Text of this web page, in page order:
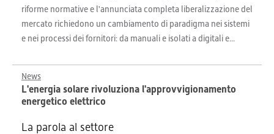
riforme normative e l'annunciata completa liberalizzazione del
mercato richiedono un cambiamento di paradigma nei sistemi
e nei processi dei fornitori: da manuali e isolati a digitali e...
News
L'energia solare rivoluziona l'approvvigionamento
energetico elettrico
La parola al settore